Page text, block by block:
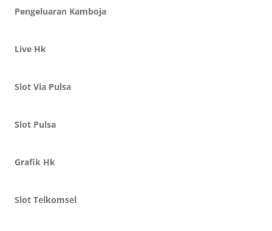
Pengeluaran Kamboja
Live Hk
Slot Via Pulsa
Slot Pulsa
Grafik Hk
Slot Telkomsel